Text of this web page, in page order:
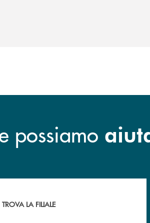
possiamo
elenco completo delle filiali della
TROVA LA FILIALE